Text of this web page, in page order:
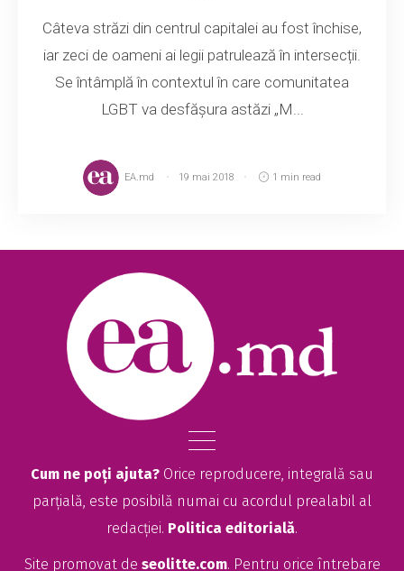
Câteva străzi din centrul capitalei au fost închise,
iar zeci de oameni ai legii patrulează în intersecții.
Se întâmplă în contextul în care comunitatea
LGBT va desfășura astăzi „M...
EA.md 19 mai 2018 1 min read
Cum ne poți ajuta? Orice reproducere, integrală sau
parțială, este posibilă numai cu acordul prealabil al
redacției. Politica editorială.
Site promovat de seolitte.com. Pentru orice întrebare